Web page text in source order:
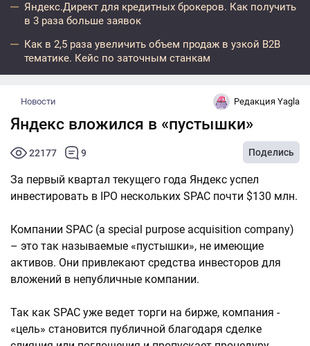
Яндекс.Директ для кредитных брокеров. Как получить
в 3 раза больше заявок
Как в 2,5 раза увеличить объем продаж в узкой B2B
тематике. Кейс по заточным станкам
Новости Редакция Yagla
Яндекс вложился в «пустышки»
22177 9 Поделись
За первый квартал текущего года Яндекс успел
инвестировать в IPO нескольких SPAC почти $130 млн.
Компании SPAC (a special purpose acquisition company)
– это так называемые «пустышки», не имеющие
активов. Они привлекают средства инвесторов для
вложений в непубличные компании.
Так как SPAC уже ведет торги на бирже, компания -
«цель» становится публичной благодаря сделке